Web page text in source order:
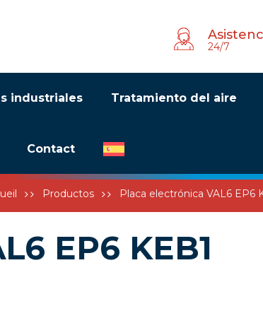
24/7
industriales Tratamiento del aire
Contact
Productos Placa electrónica VAL6 EP6
EP6 KEB1